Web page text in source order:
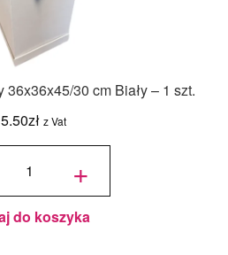
36x36x45/30 cm Biały – 1 szt.
zł z Vat
30
- 1 +
do koszyka